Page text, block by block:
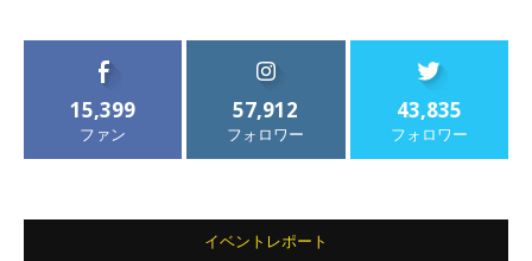
15,399
ファン
57,912
フォロワー
43,835
フォロワー
イベントレポート